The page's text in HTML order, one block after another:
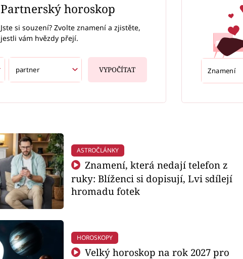
Partnerský horoskop
Jste si souzení? Zvolte znamení a zjistěte,
jestli vám hvězdy přejí.
VYPOČÍTAT
ASTROČLÁNKY
Znamení, která nedají telefon z
ruky: Blíženci si dopisují, Lvi sdílejí
hromadu fotek
HOROSKOPY
Velký horoskop na rok 2027 pro